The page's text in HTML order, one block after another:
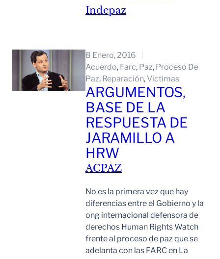
Indepaz
8 Enero, 2016
Acuerdo, Farc, Paz, Proceso De
Paz, Reparación, Victimas
ARGUMENTOS,
BASE DE LA
RESPUESTA DE
JARAMILLO A
HRW
ACPAZ
No es la primera vez que hay
diferencias entre el Gobierno y la
ong internacional defensora de
derechos Human Rights Watch
frente al proceso de paz que se
adelanta con las FARC en La